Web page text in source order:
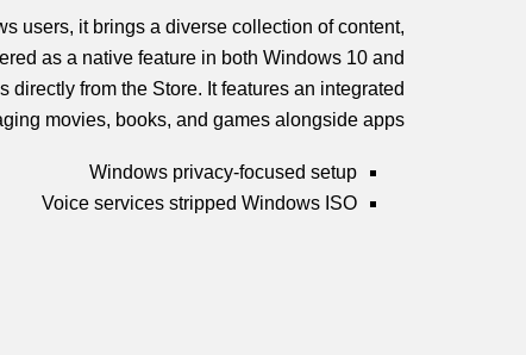
users, it brings a diverse collection of content,
as a native feature in both Windows 10 and
from the Store. It features an integrated
movies, books, and games alongside apps.
Windows privacy-focused setup
Voice services stripped Windows ISO